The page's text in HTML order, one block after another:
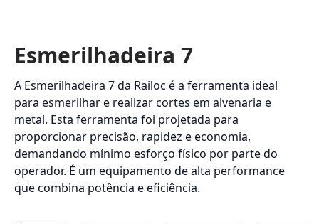
Esmerilhadeira 7
A Esmerilhadeira 7 da Railoc é a ferramenta ideal
para esmerilhar e realizar cortes em alvenaria e
metal. Esta ferramenta foi projetada para
proporcionar precisão, rapidez e economia,
demandando mínimo esforço físico por parte do
operador. É um equipamento de alta performance
que combina potência e eficiência.